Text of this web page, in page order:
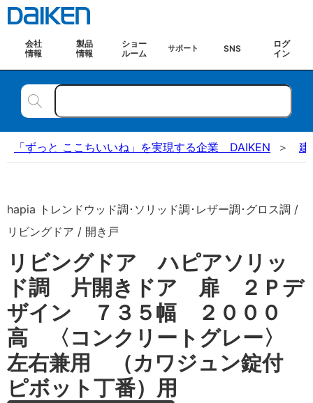
会社
情報
製品
情報
ショー
ルーム
サポート SNS
ログ
イン
「ずっと ここちいいね」を実現する企業 DAIKEN 建
hapia トレンドウッド調･ソリッド調･レザー調･グロス調 /
リビングドア / 開き戸
リビングドア ハピアソリッ
ド調 片開きドア 扉 ２Ｐデ
ザイン ７３５幅 ２０００
高 〈コンクリートグレー〉
左右兼用 （カワジュン錠付
ピボット丁番）用